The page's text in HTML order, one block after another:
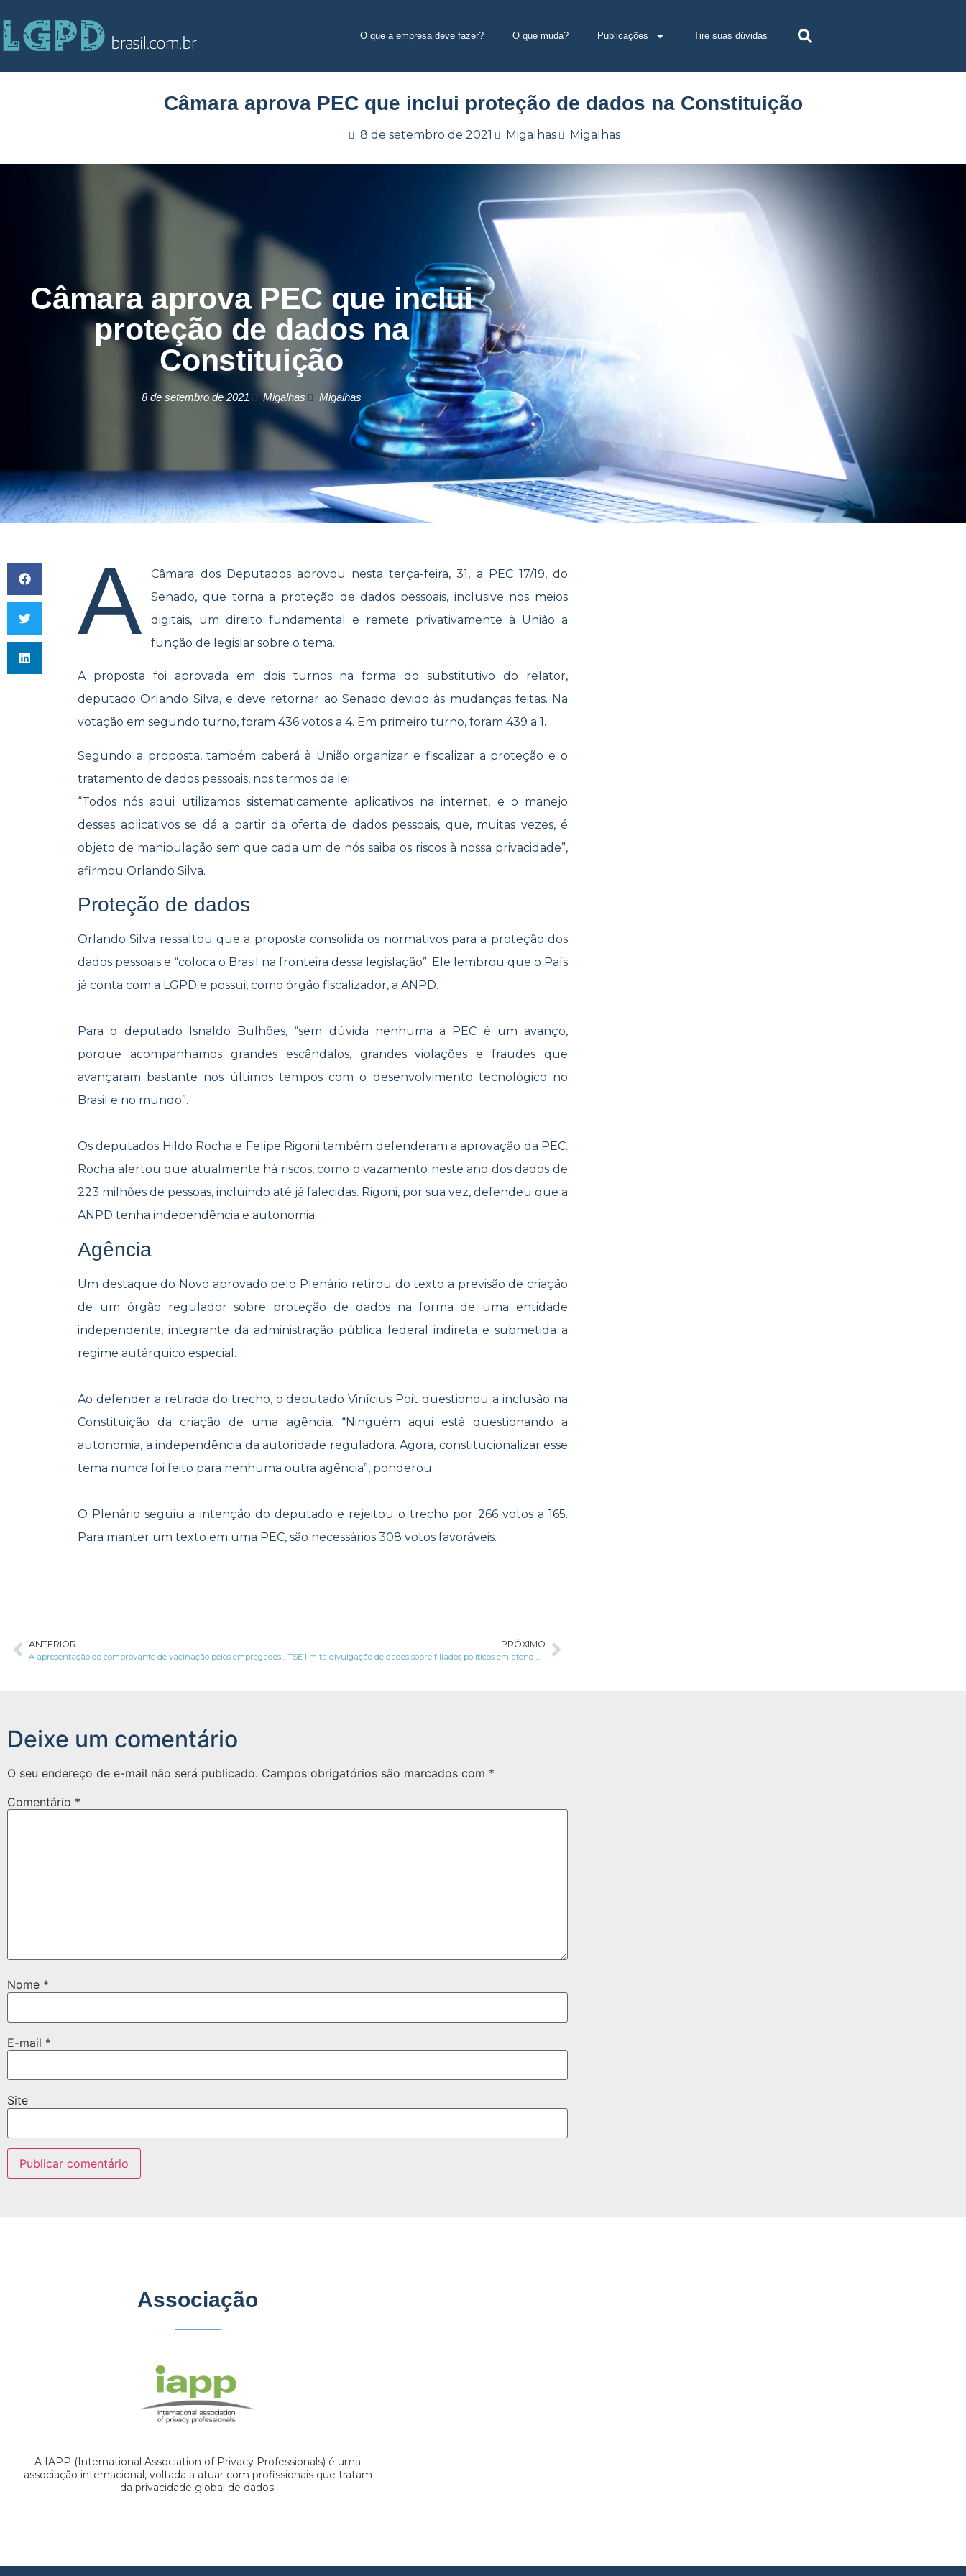
O que a empresa deve fazer? O que muda? Publicações Tire suas dúvidas
Câmara aprova PEC que inclui proteção de dados na Constituição
8 de setembro de 2021 Migalhas Migalhas
Câmara aprova PEC que inclui
proteção de dados na
Constituição
8 de setembro de 2021 Migalhas Migalhas
A
Câmara dos Deputados aprovou nesta terça-feira, 31, a PEC 17/19, do
Senado, que torna a proteção de dados pessoais, inclusive nos meios
digitais, um direito fundamental e remete privativamente à União a
função de legislar sobre o tema.
A proposta foi aprovada em dois turnos na forma do substitutivo do relator,
deputado Orlando Silva, e deve retornar ao Senado devido às mudanças feitas. Na
votação em segundo turno, foram 436 votos a 4. Em primeiro turno, foram 439 a 1.
Segundo a proposta, também caberá à União organizar e fiscalizar a proteção e o
tratamento de dados pessoais, nos termos da lei.
“Todos nós aqui utilizamos sistematicamente aplicativos na internet, e o manejo
desses aplicativos se dá a partir da oferta de dados pessoais, que, muitas vezes, é
objeto de manipulação sem que cada um de nós saiba os riscos à nossa privacidade”,
afirmou Orlando Silva.
Proteção de dados
Orlando Silva ressaltou que a proposta consolida os normativos para a proteção dos
dados pessoais e “coloca o Brasil na fronteira dessa legislação”. Ele lembrou que o País
já conta com a LGPD e possui, como órgão fiscalizador, a ANPD.
Para o deputado Isnaldo Bulhões, “sem dúvida nenhuma a PEC é um avanço,
porque acompanhamos grandes escândalos, grandes violações e fraudes que
avançaram bastante nos últimos tempos com o desenvolvimento tecnológico no
Brasil e no mundo”.
Os deputados Hildo Rocha e Felipe Rigoni também defenderam a aprovação da PEC.
Rocha alertou que atualmente há riscos, como o vazamento neste ano dos dados de
223 milhões de pessoas, incluindo até já falecidas. Rigoni, por sua vez, defendeu que a
ANPD tenha independência e autonomia.
Agência
Um destaque do Novo aprovado pelo Plenário retirou do texto a previsão de criação
de um órgão regulador sobre proteção de dados na forma de uma entidade
independente, integrante da administração pública federal indireta e submetida a
regime autárquico especial.
Ao defender a retirada do trecho, o deputado Vinícius Poit questionou a inclusão na
Constituição da criação de uma agência. “Ninguém aqui está questionando a
autonomia, a independência da autoridade reguladora. Agora, constitucionalizar esse
tema nunca foi feito para nenhuma outra agência”, ponderou.
O Plenário seguiu a intenção do deputado e rejeitou o trecho por 266 votos a 165.
Para manter um texto em uma PEC, são necessários 308 votos favoráveis.
ANTERIOR
A apresentação do comprovante de vacinação pelos empregados e a LGPD
PRÓXIMO
TSE limita divulgação de dados sobre filiados políticos em atendimento à LGPD
Deixe um comentário
O seu endereço de e-mail não será publicado. Campos obrigatórios são marcados com *
Comentário *
Nome *
E-mail *
Site
Associação
A IAPP (International Association of Privacy Professionals) é uma
associação internacional, voltada a atuar com profissionais que tratam
da privacidade global de dados.